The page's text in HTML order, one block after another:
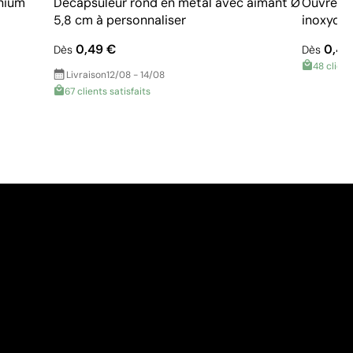
5,8 cm à personnaliser
Dès 0,49 €
Livraison12/08 - 14/08
67 clients satisfaits
Dès
48